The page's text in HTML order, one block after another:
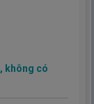
, không có